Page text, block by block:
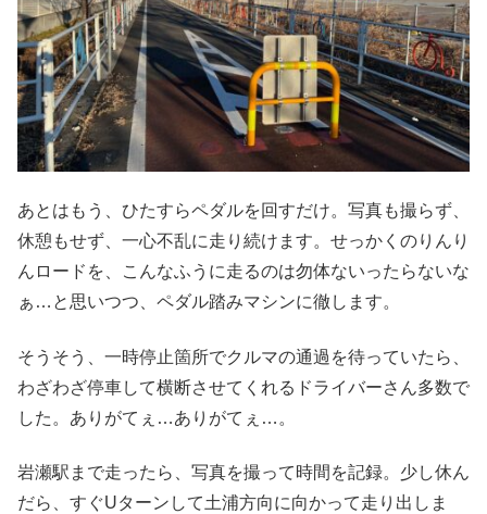
あとはもう、ひたすらペダルを回すだけ。写真も撮らず、
休憩もせず、一心不乱に走り続けます。せっかくのりんり
んロードを、こんなふうに走るのは勿体ないったらないな
ぁ…と思いつつ、ペダル踏みマシンに徹します。
そうそう、一時停止箇所でクルマの通過を待っていたら、
わざわざ停車して横断させてくれるドライバーさん多数で
した。ありがてぇ…ありがてぇ…。
岩瀬駅まで走ったら、写真を撮って時間を記録。少し休ん
だら、すぐUターンして土浦方向に向かって走り出しま